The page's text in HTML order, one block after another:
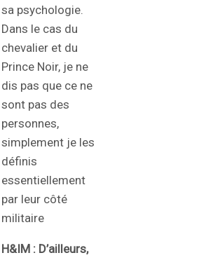
sa psychologie.
Dans le cas du
chevalier et du
Prince Noir, je ne
dis pas que ce ne
sont pas des
personnes,
simplement je les
définis
essentiellement
par leur côté
militaire
H&IM : D’ailleurs,